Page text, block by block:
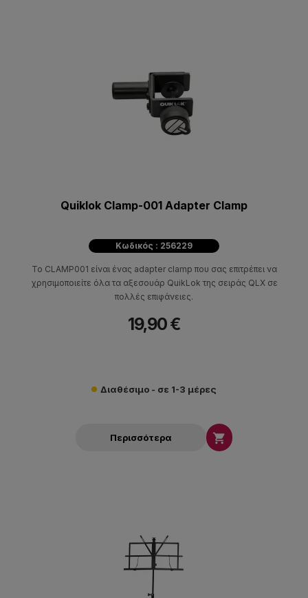
Quiklok Clamp-001 Adapter Clamp
Κωδικός : 256229
Το CLAMP001 είναι ένας adapter clamp που σας επιτρέπει να
χρησιμοποιείτε όλα τα αξεσουάρ QuikLok της σειράς QLX σε
πολλές επιφάνειες.
19,90 €
Διαθέσιμο - σε 1-3 μέρες
Περισσότερα 